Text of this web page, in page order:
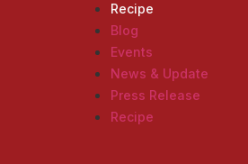
Recipe
Blog
Events
News & Update
Press Release
Recipe